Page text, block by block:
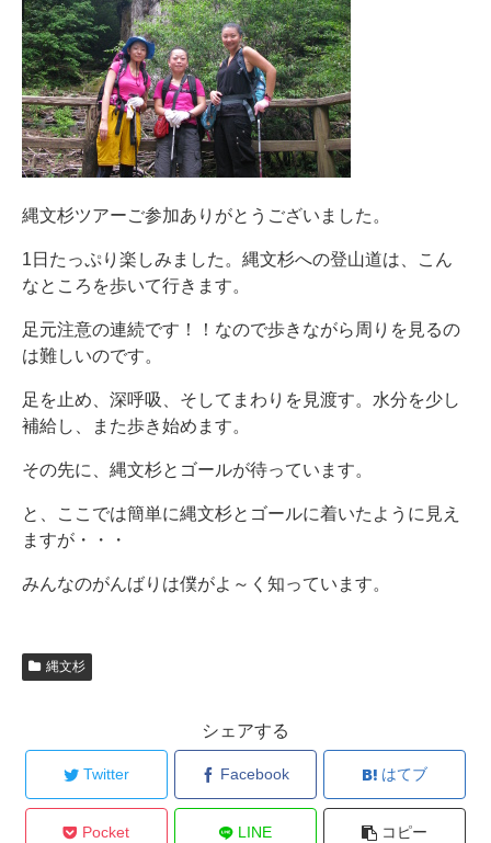
縄文杉ツアーご参加ありがとうございました。
1日たっぷり楽しみました。縄文杉への登山道は、こん
なところを歩いて行きます。
足元注意の連続です！！なので歩きながら周りを見るの
は難しいのです。
足を止め、深呼吸、そしてまわりを見渡す。水分を少し
補給し、また歩き始めます。
その先に、縄文杉とゴールが待っています。
と、ここでは簡単に縄文杉とゴールに着いたように見え
ますが・・・
みんなのがんばりは僕がよ～く知っています。
縄文杉
シェアする
Twitter Facebook はてブ
Pocket LINE コピー